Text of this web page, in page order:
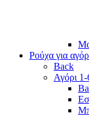
Ρούχα για
Back
Αγόρι